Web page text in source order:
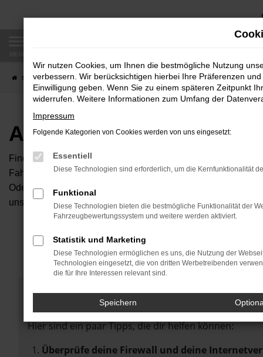
Zum
Startseite Fahrzeugangebote Autobörse
Autobörse
Finden Sie Ihren neuen Traumwagen bei uns. Dafür haben
Fahrzeuge an, die bei uns auf dem Hof stehen. Dann
Oder Sie klicken auf den Button Autobörse und Sie haben
unserem Händlernetzwerk. Diese Fahrzeuge können wir
Fehler: Network Error
Beim Laden ist ein Fehler aufgetreten.
Hier sind ein paar Tipps, die dir helfen können:
Überprüfe deine Firewall und deine
Wir nutzen Cookies, um Ihnen die bestmögliche Nutzung
verbessern. Wir berücksichtigen hierbei Ihre Präferenzen
Einwilligung geben. Wenn Sie zu einem späteren Zeitpunkt
widerrufen. Weitere Informationen zum Umfang der
Impressum
Folgende Kategorien von Cookies werden von uns eingesetzt:
Essentiell
Diese Technologien sind erforderlich, um die Kernfunktionalität
Funktional
Diese Technologien bieten die bestmögliche Funktionalität der
Fahrzeugbewertungssystem und weitere werden aktiviert.
Statistik und Marketing
Diese Technologien ermöglichen es uns, die Nutzung der
Technologien eingesetzt, die von dritten Werbetreibenden
die für Ihre Interessen relevant sind.
Speichern